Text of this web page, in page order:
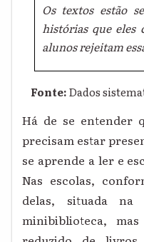
Os textos estão
histórias que eles
alunos rejeitam
Fonte:Dados
Há de se entender
precisam estar
se aprende a ler e
Nas escolas,
delas, situada
minibiblioteca,